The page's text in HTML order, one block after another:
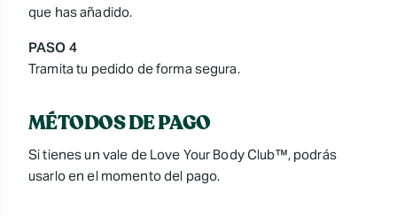
que has añadido.
PASO 4
Tramita tu pedido de forma segura.
MÉTODOS DE PAGO
Si tienes un vale de Love Your Body Club™, podrás
usarlo en el momento del pago.